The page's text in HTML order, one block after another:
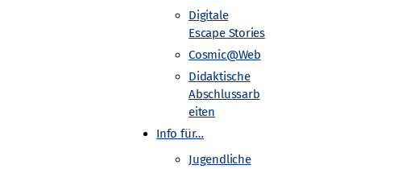
Digitale
Escape Stories
Cosmic@Web
Didaktische
Abschlussarb
eiten
Info für…
Jugendliche